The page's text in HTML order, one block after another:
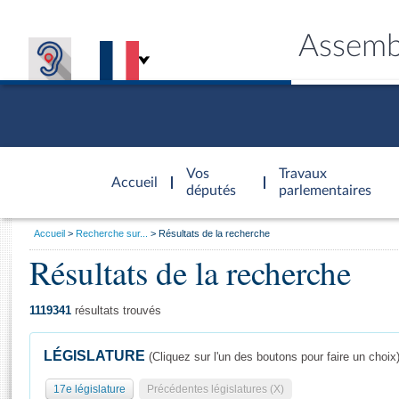
Accueil
d'accueil
Vos
députés
Travaux
parlementaires
Général
Vous
Accueil Recherche sur... Résultats de la recherche
Résultats de la recherche
1119341 résultats trouvés
LÉGISLATURE (Cliquez sur l'un des boutons pour faire un choix)
17e législature Précédentes législatures (X)